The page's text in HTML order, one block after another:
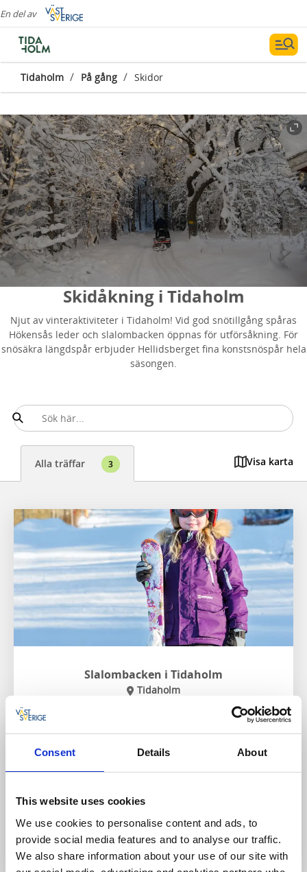
Consent Details About
This website uses cookies
We use cookies to personalise content and ads, to
provide social media features and to analyse our traffic.
We also share information about your use of our site with
En del av
Tidaholm / På gång / Skidor
Skidåkning i Tidaholm
Njut av vinteraktiviteter i Tidaholm! Vid god snötillgång spåras
Hökensås leder och slalombacken öppnas för utförsåkning. För
snösäkra längdspår erbjuder Hellidsberget fina konstsnöspår hela
säsongen.
Alla träffar 3 Visa karta
Slalombacken i Tidaholm
Tidaholm
Backen ligger naturskönt vid foten av Hellidsberget
och erbjuder ett smidigt och nära alternativ för den
som vill ta några timmar på skidor utan att resa långt.
nybörjare och familjer, men också den som vill finslipa
Till hemsidan